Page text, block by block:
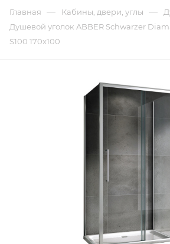
Главная — Кабины, двери, углы —
Душевой уголок ABBER Schwarzer
S100 170x100